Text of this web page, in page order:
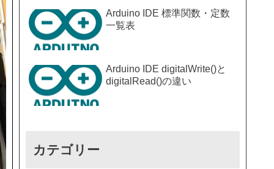
Arduino IDE 標準関数・定数
一覧表
Arduino IDE digitalWrite()と
digitalRead()の違い
カテゴリー